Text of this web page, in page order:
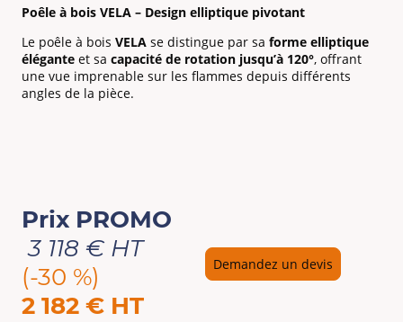
Poêle à bois VELA – Design elliptique pivotant
Le poêle à bois VELA se distingue par sa forme elliptique
élégante et sa capacité de rotation jusqu’à 120°, offrant
une vue imprenable sur les flammes depuis différents
angles de la pièce.
Prix PROMO
3 118 € HT
(-30 %)
2 182 € HT
Demandez un devis